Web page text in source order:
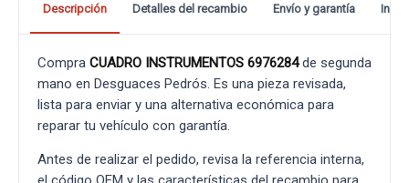
Descripción Detalles del recambio Envío y garantía
Compra CUADRO INSTRUMENTOS 6976284de segunda
mano en Desguaces Pedrós. Es una pieza revisada,
lista para enviar y una alternativa económica para
reparar tu vehículo con garantía.
Antes de realizar el pedido, revisa la referencia interna,